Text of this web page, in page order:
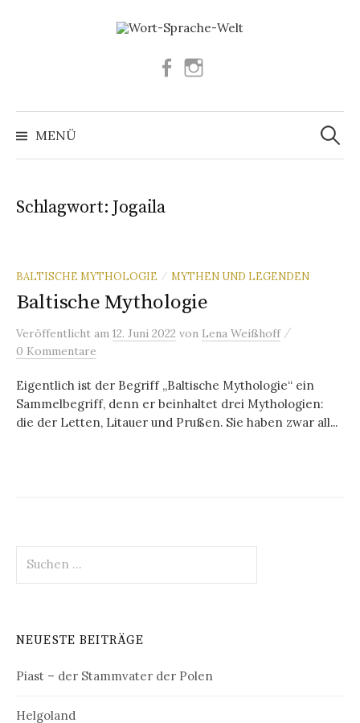
Facebook
MENÜ
Suchen
nach:
Schlagwort: Jogaila
BALTISCHE MYTHOLOGIE / MYTHEN UND LEGENDEN
Baltische Mythologie
Veröffentlicht am 12. Juni 2022 von Lena Weißhoff /
0 Kommentare
Eigentlich ist der Begriff „Baltische Mythologie“ ein
Sammelbegriff, denn er beinhaltet drei Mythologien:
die der Letten, Litauer und Prußen. Sie haben zwar all...
nach:
NEUESTE BEITRÄGE
Piast – der Stammvater der Polen
Helgoland